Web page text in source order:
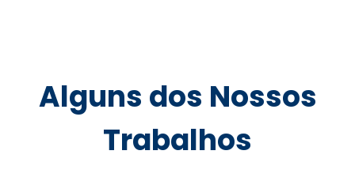
Alguns dos Nossos
Trabalhos